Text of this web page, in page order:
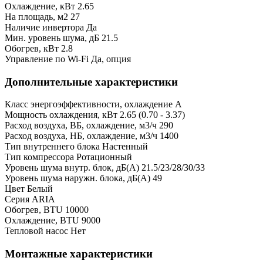
Охлаждение, кВт 2.65
На площадь, м2 27
Наличие инвертора Да
Мин. уровень шума, дБ 21.5
Обогрев, кВт 2.8
Управление по Wi-Fi Да, опция
Дополнительные характеристики
Класс энергоэффективности, охлаждение A
Мощность охлаждения, кВт 2.65 (0.70 - 3.37)
Расход воздуха, ВБ, охлаждение, м3/ч 290
Расход воздуха, НБ, охлаждение, м3/ч 1400
Тип внутреннего блока Настенный
Тип компрессора Ротационный
Уровень шума внутр. блок, дБ(А) 21.5/23/28/30/33
Уровень шума наружн. блока, дБ(А) 49
Цвет Белый
Серия ARIA
Обогрев, BTU 10000
Охлаждение, BTU 9000
Тепловой насос Нет
Монтажные характеристики